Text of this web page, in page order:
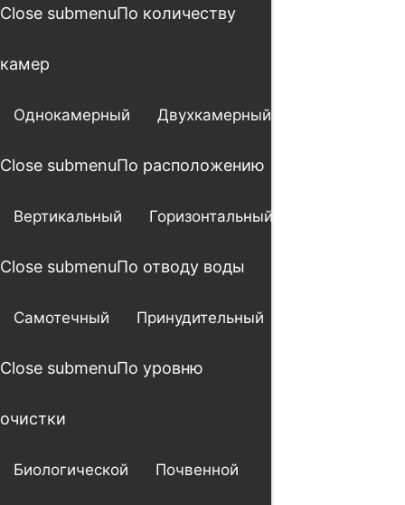
Close submenuПо количеству
камер
Однокамерный Двухкамерный
Close submenuПо расположению
Вертикальный Горизонтальный
Close submenuПо отводу воды
Самотечный Принудительный
Close submenuПо уровню
очистки
Биологической Почвенной